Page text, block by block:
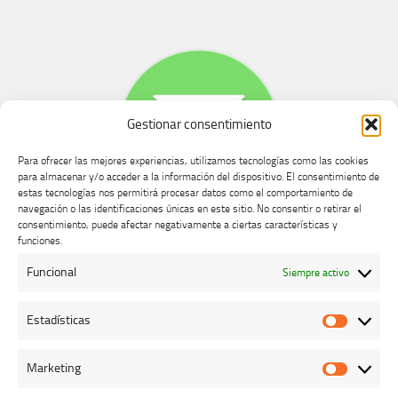
Gestionar consentimiento
Para ofrecer las mejores experiencias, utilizamos tecnologías como las cookies
para almacenar y/o acceder a la información del dispositivo. El consentimiento de
estas tecnologías nos permitirá procesar datos como el comportamiento de
navegación o las identificaciones únicas en este sitio. No consentir o retirar el
consentimiento, puede afectar negativamente a ciertas características y
funciones.
Funcional Siempre activo
Estadísticas
Marketing
Buzón de dudas, quejas y sugerencias